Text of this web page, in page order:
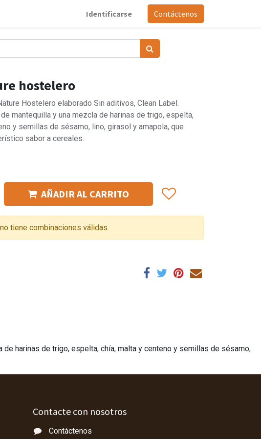
Identificarse Contáctenos
hostelero
Hostelero elaborado Sin aditivos, Clean Label.
mantequilla y una mezcla de harinas de trigo, espelta,
y semillas de sésamo, lino, girasol y amapola, que
sabor a cereales.
AÑADIR AL CARRITO
tiene combinaciones válidas.
harinas de trigo, espelta, chía, malta y centeno y semillas de sésamo,
Contacte con nosotros
Contáctenos